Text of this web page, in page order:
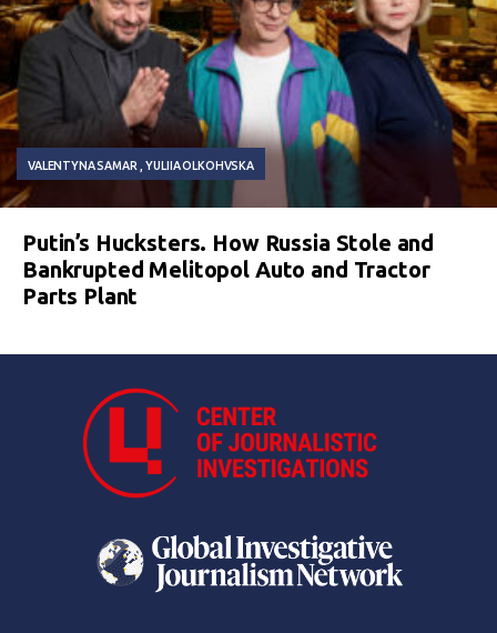
VALENTYNA SAMAR YULIIA OLKOHVSKA
Putin’s Hucksters. How Russia Stole and
Bankrupted Melitopol Auto and Tractor
Parts Plant